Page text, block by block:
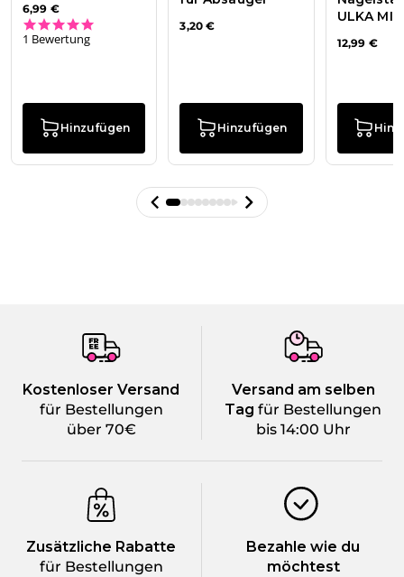
6,99 €
1 Bewertung
Hinzufügen
3,20 €
Hinzufügen
ULKA
12,99 €
Kostenloser Versand
für Bestellungen
über 70€
Versand am selben
Tag für Bestellungen
bis 14:00 Uhr
Zusätzliche Rabatte
für Bestellungen
Bezahle wie du
möchtest